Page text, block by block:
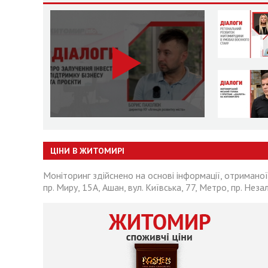
ЦІНИ В ЖИТОМИРІ
Моніторинг здійснено на основі інформації,
пр. Миру, 15А, Ашан, вул. Київська, 77, Метро, пр.